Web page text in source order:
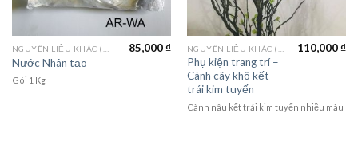
NGUYÊN LIỆU KHÁC (MATERIALS)
Nước Nhân tạo
85,000₫
Gói 1 Kg
NGUYÊN LIỆU KHÁC (MATERIALS)
Phụ kiện trang trí –
Cành cây khô kết
trái kim tuyến
110,000₫
Cành nâu kết trái kim tuyến nhiều màu